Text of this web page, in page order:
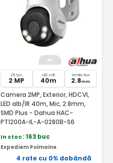
25 fps
2 MP
LED si IR
40m
lentila fixa
2.8mm
Camera 2MP, Exterior, HDCVI,
LED alb/IR 40m, Mic, 2.8mm,
SMD Plus - Dahua HAC-
PT1200A-IL-A-0280B-S6
In stoc: 163 buc
Expediem Poimaine
4 rate cu 0% dobândă